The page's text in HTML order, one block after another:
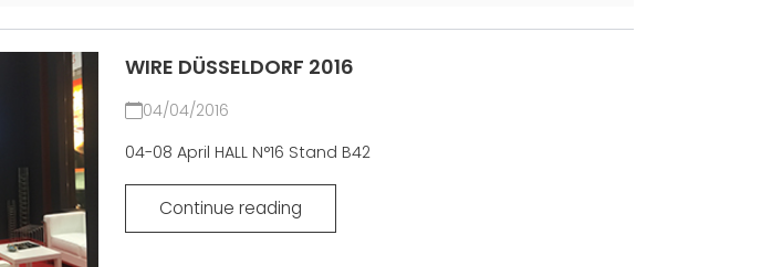
WIRE DÜSSELDORF 2016
04/04/2016
04-08 April HALL N°16 Stand B42
Continue reading